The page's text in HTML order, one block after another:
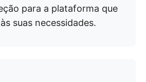
para a plataforma que
suas necessidades.